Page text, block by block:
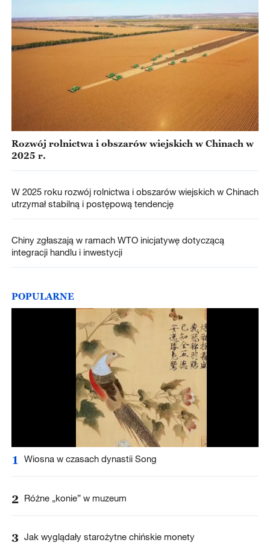
Rozwój rolnictwa i obszarów wiejskich w Chinach w
2025 r.
W 2025 roku rozwój rolnictwa i obszarów wiejskich w Chinach
utrzymał stabilną i postępową tendencję
Chiny zgłaszają w ramach WTO inicjatywę dotyczącą
integracji handlu i inwestycji
POPULARNE
1 Wiosna w czasach dynastii Song
2 Różne „konie” w muzeum
3 Jak wyglądały starożytne chińskie monety